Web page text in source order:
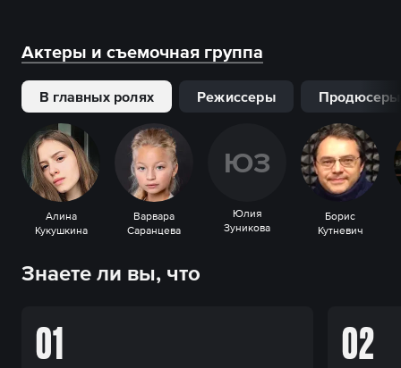
Актеры и съемочная группа
В главных ролях Режиссеры Продюсеры
Алина
Кукушкина
Варвара
Саранцева
ЮЗ
Юлия
Зуникова
Борис
Кутневич
Знаете ли вы, что
01 02